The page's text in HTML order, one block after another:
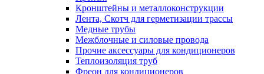
Кронштейны и металлоконструкции
Лента, Скотч для герметизации трассы
Медные трубы
Межблочные и силовые провода
Прочие аксессуары для кондиционеров
Теплоизоляция труб
Фреон для кондиционеров